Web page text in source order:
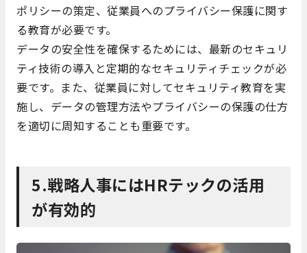
ポリシーの策定、従業員へのプライバシー保護に関す
る教育が必要です。
データの安全性を確保するためには、最新のセキュリ
ティ技術の導入と定期的なセキュリティチェックが必
要です。また、従業員に対してセキュリティ教育を実
施し、データの管理方法やプライバシーの保護の仕方
を適切に周知することも重要です。
5.戦略人事にはHRテックの活用
が有効的